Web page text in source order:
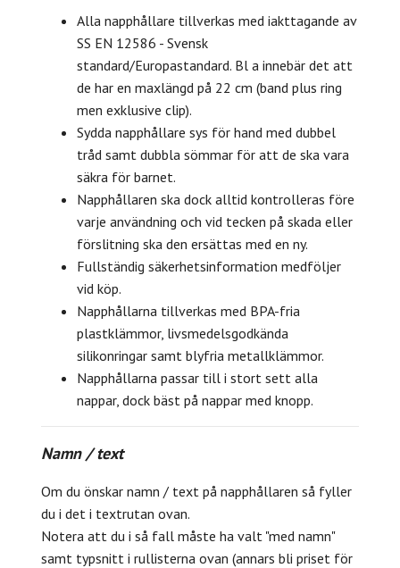
Alla napphållare tillverkas med iakttagande av
SS EN 12586 - Svensk
standard/Europastandard. Bl a innebär det att
de har en maxlängd på 22 cm (band plus ring
men exklusive clip).
Sydda napphållare sys för hand med dubbel
tråd samt dubbla sömmar för att de ska vara
säkra för barnet.
Napphållaren ska dock alltid kontrolleras före
varje användning och vid tecken på skada eller
förslitning ska den ersättas med en ny.
Fullständig säkerhetsinformation medföljer
vid köp.
Napphållarna tillverkas med BPA-fria
plastklämmor, livsmedelsgodkända
silikonringar samt blyfria metallklämmor.
Napphållarna passar till i stort sett alla
nappar, dock bäst på nappar med knopp.
Namn / text
Om du önskar namn / text på napphållaren så fyller
du i det i textrutan ovan.
Notera att du i så fall måste ha valt "med namn"
samt typsnitt i rullisterna ovan (annars bli priset för